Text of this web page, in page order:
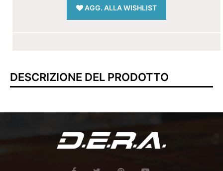
AGG. ALLA WISHLIST
DESCRIZIONE DEL PRODOTTO